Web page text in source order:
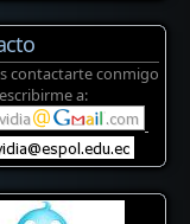
contactarte conmigo
a: